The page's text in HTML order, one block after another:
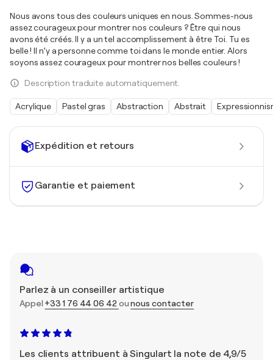
Expédition et retours
Garantie et paiement
Parlez à un conseiller artistique
Appel +33 1 76 44 06 42 ounous contacter
Les clients attribuent à Singulart la note de 4,9/5
Nous avons tous des couleurs uniques en nous. Sommes-nous
assez courageux pour montrer nos couleurs ? Être qui nous
avons été créés. Il y a un tel accomplissement à être Toi. Tu es
belle ! Il n’y a personne comme toi dans le monde entier. Alors
soyons assez courageux pour montrer nos belles couleurs !
Description traduite automatiquement.
Acrylique Pastel gras Abstraction Abstrait